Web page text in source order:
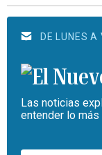
DE LUNES A
Las noticias
entender lo